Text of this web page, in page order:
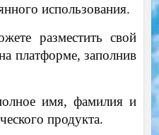
использования.
разместить свой
платформе, заполнив
имя, фамилия и
продукта.